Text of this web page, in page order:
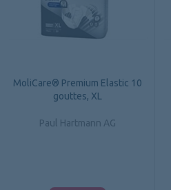
MoliCare® Premium Elastic 10
gouttes, XL
Paul Hartmann AG